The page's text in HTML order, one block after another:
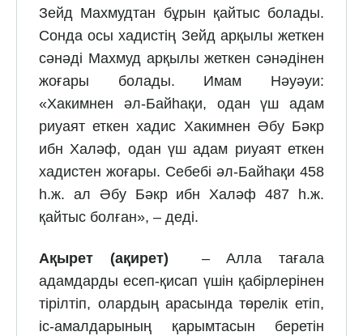
Зейд Махмудтан бұрын қайтыс болады.
Сонда осы хадистің Зейд арқылы жеткен
сәнәді Махмуд арқылы жеткен сәнәдінен
жоғары болады. Имам Нәуәуи:
«Хакимнен әл-Байһақи, одан үш адам
риуаят еткен хадис Хакимнен Әбу Бәкр
ибн Халәф, одан үш адам риуаят еткен
хадистен жоғары. Себебі әл-Байһақи 458
һ.ж. ал Әбу Бәкр ибн Халәф 487 һ.ж.
қайтыс болған», – деді.
Ақырет (ақирет) – Алла тағала
адамдарды есеп-қисап үшін қабірлерінен
тірілтіп, олардың арасында төрелік етіп,
іс-амалдарының қарымтасын беретін